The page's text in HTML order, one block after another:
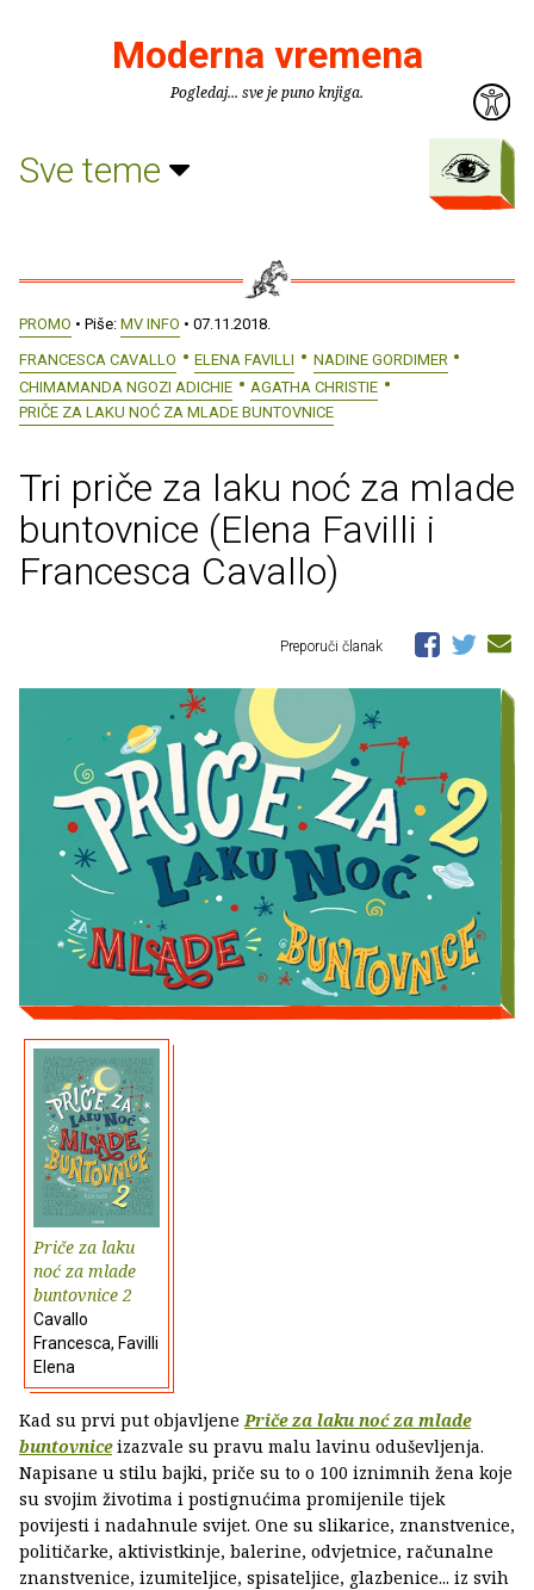
Moderna vremena
Pogledaj... sve je puno knjiga.
Sve teme
PROMO • Piše: MV INFO • 07.11.2018.
FRANCESCA CAVALLO
ELENA FAVILLI
NADINE GORDIMER
CHIMAMANDA NGOZI ADICHIE
AGATHA CHRISTIE
PRIČE ZA LAKU NOĆ ZA MLADE BUNTOVNICE
Tri priče za laku noć za mlade
buntovnice (Elena Favilli i
Francesca Cavallo)
Preporuči članak
Priče za laku
noć za mlade
buntovnice 2
Cavallo
Francesca, Favilli
Elena
Kad su prvi put objavljenePriče za laku noć za mlade
buntovniceizazvale su pravu malu lavinu oduševljenja.
Napisane u stilu bajki, priče su to o 100 iznimnih žena koje
su svojim životima i postignućima promijenile tijek
povijesti i nadahnule svijet. One su slikarice, znanstvenice,
političarke, aktivistkinje, balerine, odvjetnice, računalne
znanstvenice, izumiteljice, spisateljice, glazbenice... iz svih